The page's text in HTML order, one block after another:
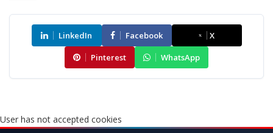
LinkedIn Facebook
X
Pinterest
WhatsApp
User has not accepted cookies